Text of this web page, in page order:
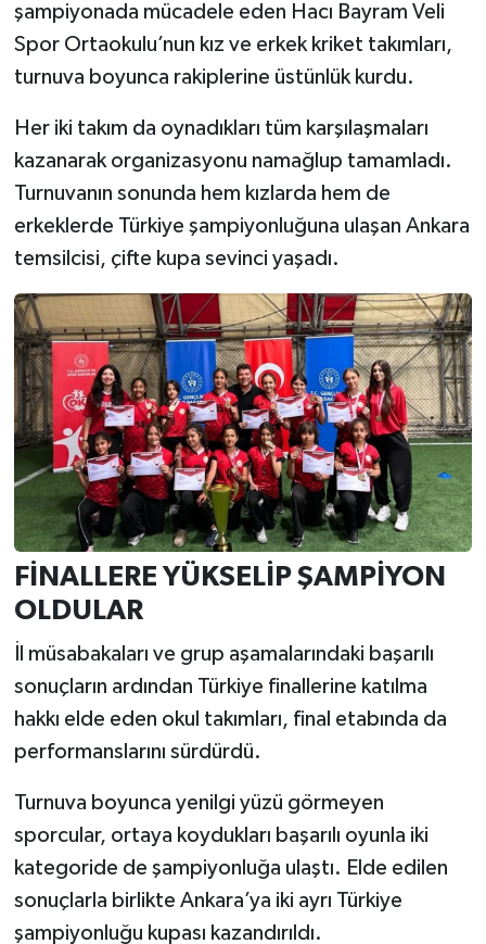
şampiyonada mücadele eden Hacı Bayram Veli
Spor Ortaokulu’nun kız ve erkek kriket takımları,
turnuva boyunca rakiplerine üstünlük kurdu.
Her iki takım da oynadıkları tüm karşılaşmaları
kazanarak organizasyonu namağlup tamamladı.
Turnuvanın sonunda hem kızlarda hem de
erkeklerde Türkiye şampiyonluğuna ulaşan Ankara
temsilcisi, çifte kupa sevinci yaşadı.
FİNALLERE YÜKSELİP ŞAMPİYON
OLDULAR
İl müsabakaları ve grup aşamalarındaki başarılı
sonuçların ardından Türkiye finallerine katılma
hakkı elde eden okul takımları, final etabında da
performanslarını sürdürdü.
Turnuva boyunca yenilgi yüzü görmeyen
sporcular, ortaya koydukları başarılı oyunla iki
kategoride de şampiyonluğa ulaştı. Elde edilen
sonuçlarla birlikte Ankara’ya iki ayrı Türkiye
şampiyonluğu kupası kazandırıldı.